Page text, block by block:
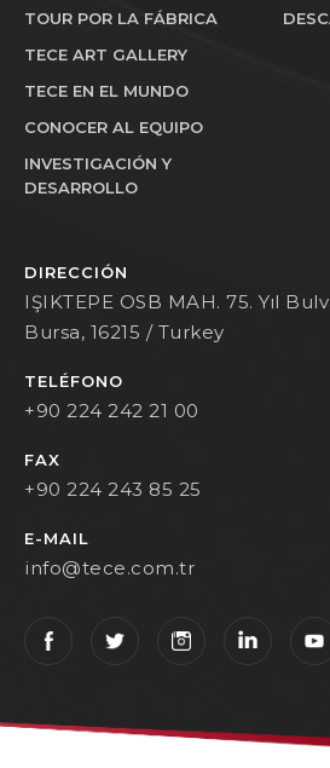
TOUR POR LA FÁBRICA
TECE ART GALLERY
TECE EN EL MUNDO
CONOCER AL EQUIPO
INVESTIGACIÓN Y
DESARROLLO
DIRECCIÓN
IŞIKTEPE OSB MAH. 75. Yıl
Bursa, 16215 / Turkey
TELÉFONO
+90 224 242 21 00
FAX
+90 224 243 85 25
E-MAIL
info@tece.com.tr